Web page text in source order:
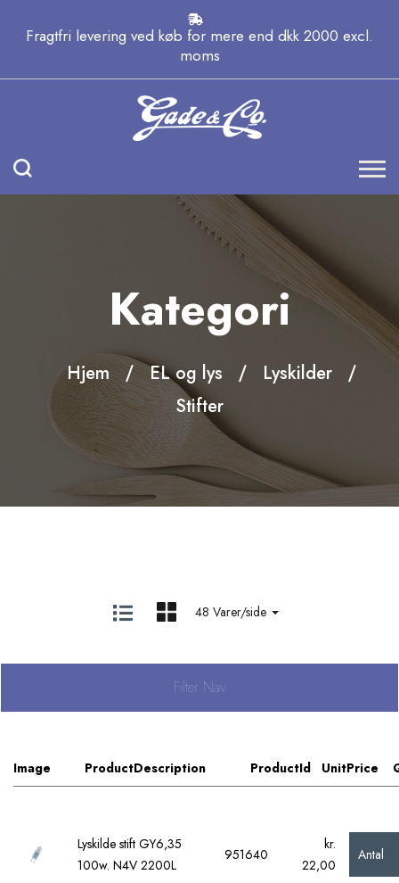
Fragtfri levering ved køb for mere end dkk 2000 excl.
moms
Kategori
Hjem EL og lys
Lyskilder
Stifter
48 Varer/side
Filter Nav
Image ProductDescription ProductId UnitPrice
Lyskilde stift GY6,35
100w. N4V 2200L
951640
kr.
22,00
Antal